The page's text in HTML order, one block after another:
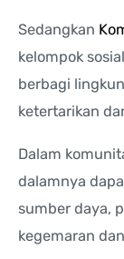
Sedangkan
kelompok
berbagi
ketertarikan
Dalam
dalamnya
sumber daya,
kegemaran